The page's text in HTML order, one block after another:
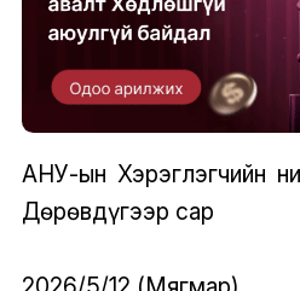
АНУ-ын Хэрэглэгчийн
Дөрөвдүгээр сар